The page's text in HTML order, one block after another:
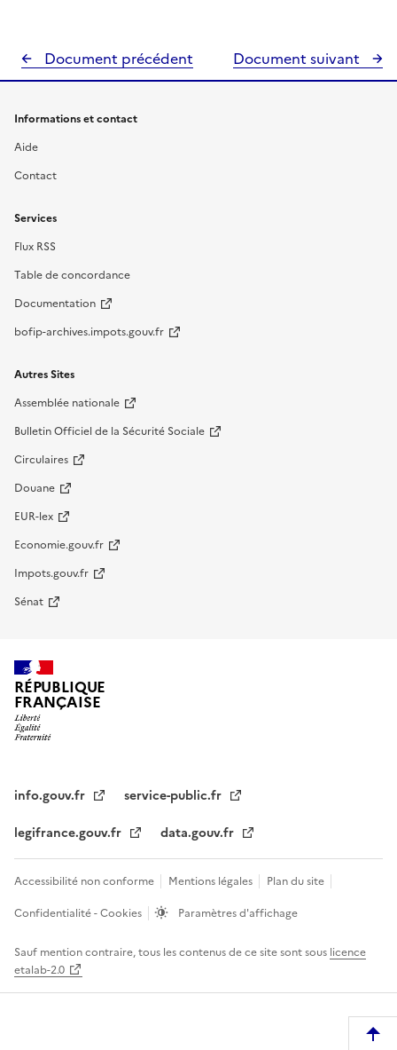
Document précédent Document suivant
Informations et contact
Aide
Contact
Services
Flux RSS
Table de concordance
Documentation
bofip-archives.impots.gouv.fr
Autres Sites
Assemblée nationale
Bulletin Officiel de la Sécurité Sociale
Circulaires
Douane
EUR-lex
Economie.gouv.fr
Impots.gouv.fr
Sénat
RÉPUBLIQUE
FRANÇAISE
info.gouv.fr
service-public.fr
legifrance.gouv.fr
data.gouv.fr
Accessibilité non conforme Mentions légales
Plan du site
Confidentialité - Cookies
Paramètres d'affichage
Sauf mention contraire, tous les contenus de ce site sont sous licence
etalab-2.0